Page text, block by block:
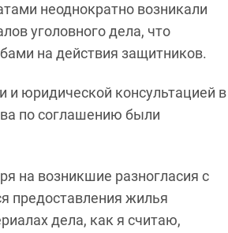
неоднократно возникали
уголовного дела, что
на действия защитников.
и юридической консультацией в
по соглашению были
на возникшие разногласия с
предоставления жилья
дела, как я считаю,